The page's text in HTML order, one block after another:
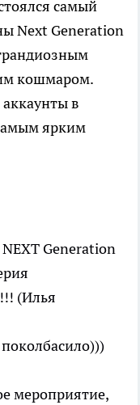
самый
Next Generation
кошмаром.
в
ярким
Generation
(Илья
мероприятие,